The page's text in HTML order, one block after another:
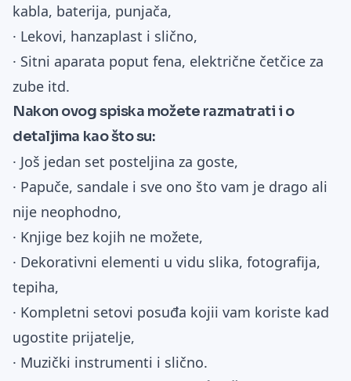
kabla, baterija, punjača,
· Lekovi, hanzaplast i slično,
· Sitni aparata poput fena, električne četčice za
zube itd.
Nakon ovog spiska možete razmatrati i o
detaljima kao što su:
· Još jedan set posteljina za goste,
· Papuče, sandale i sve ono što vam je drago ali
nije neophodno,
· Knjige bez kojih ne možete,
· Dekorativni elementi u vidu slika, fotografija,
tepiha,
· Kompletni setovi posuđa kojii vam koriste kad
ugostite prijatelje,
· Muzički instrumenti i slično.